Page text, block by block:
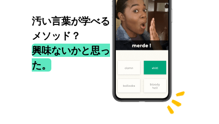
汚い言葉が学べる
メソッド？
興味ないかと思っ
た。